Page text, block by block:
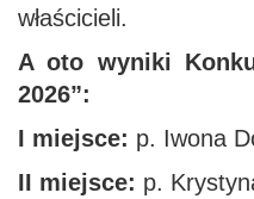
właścicieli.
A oto wyniki
2026”:
I miejsce: p. Iwona
II miejsce: p.